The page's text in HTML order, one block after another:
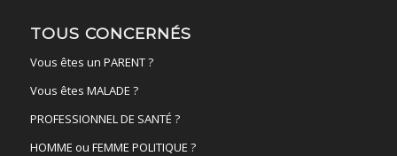
TOUS CONCERNÉS
Vous êtes un PARENT ?
Vous êtes MALADE ?
PROFESSIONNEL DE SANTÉ ?
HOMME ou FEMME POLITIQUE ?